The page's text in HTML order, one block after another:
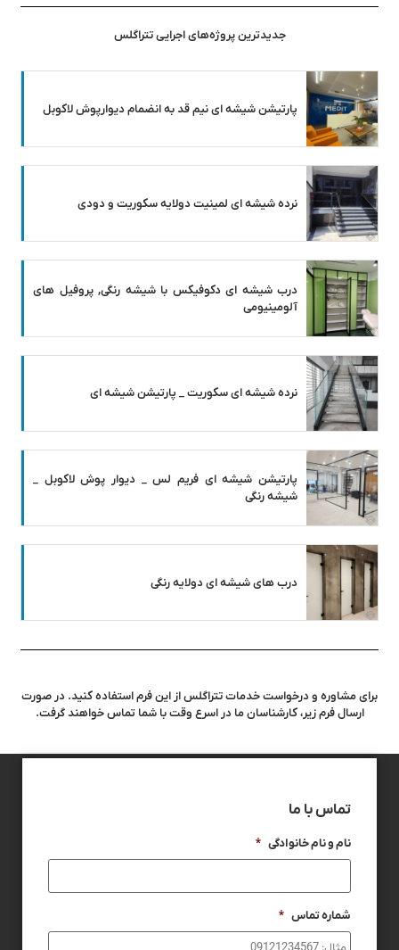
جدیدترین پروژه‌های اجرایی تتراگلس
پارتیشن شیشه ای نیم قد به انضمام دیوارپوش لاکوبل
نرده شیشه ای لمینیت دولایه سکوریت و دودی
درب شیشه ای دکوفیکس با شیشه رنگی, پروفیل های
آلومینیومی
نرده شیشه ای سکوریت _ پارتیشن شیشه ای
پارتیشن شیشه ای فریم لس _ دیوار پوش لاکوبل _
شیشه رنگی
درب های شیشه ای دولایه رنگی
برای مشاوره و درخواست خدمات تتراگلس از این فرم استفاده کنید. در صورت
ارسال فرم زیر، کارشناسان ما در اسرع وقت با شما تماس خواهند گرفت.
تماس با ما
نام و نام خانوادگی *
شماره تماس *